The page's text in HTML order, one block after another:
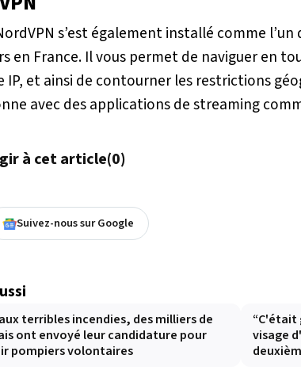
s’est également installé comme
en France. Il vous permet de naviguer en
IP, et ainsi de contourner les restrictions
avec des applications de streaming
à cet article(0)
Suivez-nous sur Google
terribles incendies, des milliers de
ont envoyé leur candidature pour
pompiers volontaires
“C'était
visage